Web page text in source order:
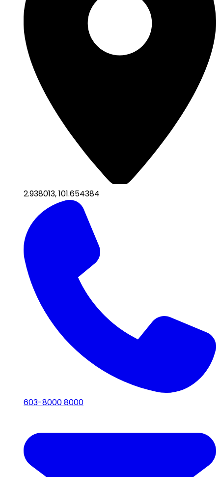
2.938013,101.654384
603-8000 8000